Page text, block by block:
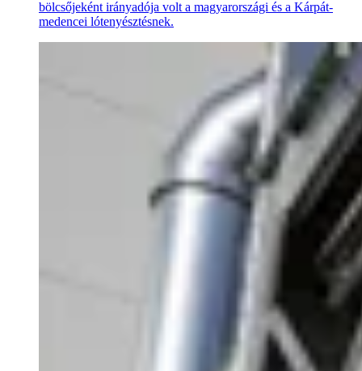
bölcsőjeként irányadója volt a magyarországi és a Kárpát-
medencei lótenyésztésnek.